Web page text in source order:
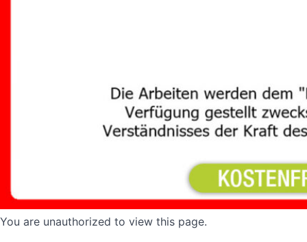
You are unauthorized to view this page.